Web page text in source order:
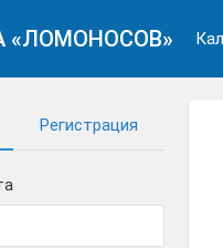
Регистрация